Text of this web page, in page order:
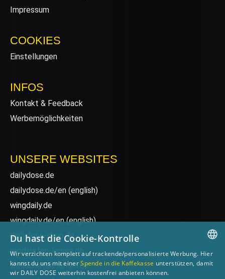
Impressum
COOKIES
Einstellungen
INFOS
Kontakt & Feedback
Werbemöglichkeiten
UNSERE WEBSITES
dailydose.de
dailydose.de/en (english)
wingdaily.de
wingdaily.de/en(english)
dailydose-shop.de
windsurfen-lernen.de
wellenreiten-lernen.de
GERMAN
Du hast die Cookie-Kontrolle
Wir verzichten komplett auf trackende/personalisierte Werbung. Hier
kannst du uns mit einerSpende in die Kaffekasse unterstützen, damit
wir DAILY DOSE weiterhin kostenfrei anbieten können.